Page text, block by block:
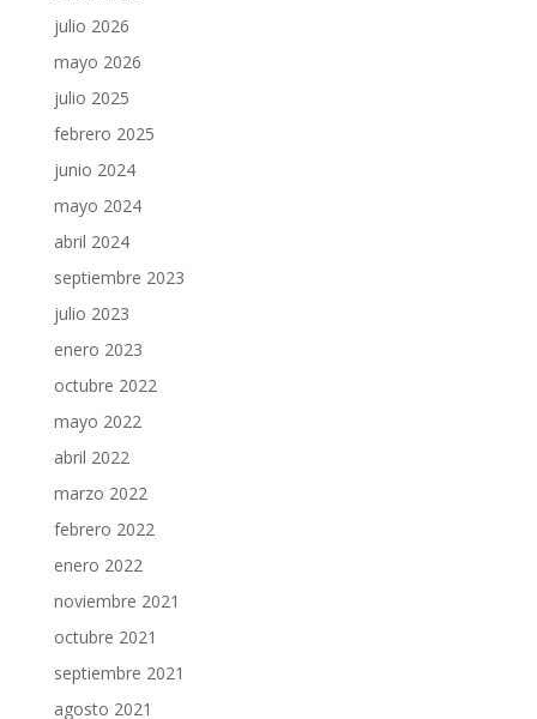
julio 2026
mayo 2026
julio 2025
febrero 2025
junio 2024
mayo 2024
abril 2024
septiembre 2023
julio 2023
enero 2023
octubre 2022
mayo 2022
abril 2022
marzo 2022
febrero 2022
enero 2022
noviembre 2021
octubre 2021
septiembre 2021
agosto 2021